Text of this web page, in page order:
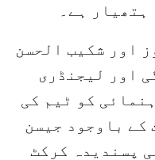
ہے۔
اور شکیب الحسن
اور لیجنڈری
کو ٹیم کی
کے باوجود جیسن
پسندیدہ کرکٹ